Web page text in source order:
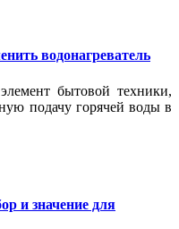
водонагреватель
бытовой техники,
подачу горячей воды в
и значение для